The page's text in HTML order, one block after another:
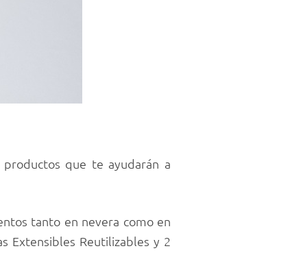
que te ayudarán a
tanto en nevera como en
Extensibles Reutilizables y 2